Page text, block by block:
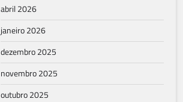
abril 2026
janeiro 2026
dezembro 2025
novembro 2025
outubro 2025